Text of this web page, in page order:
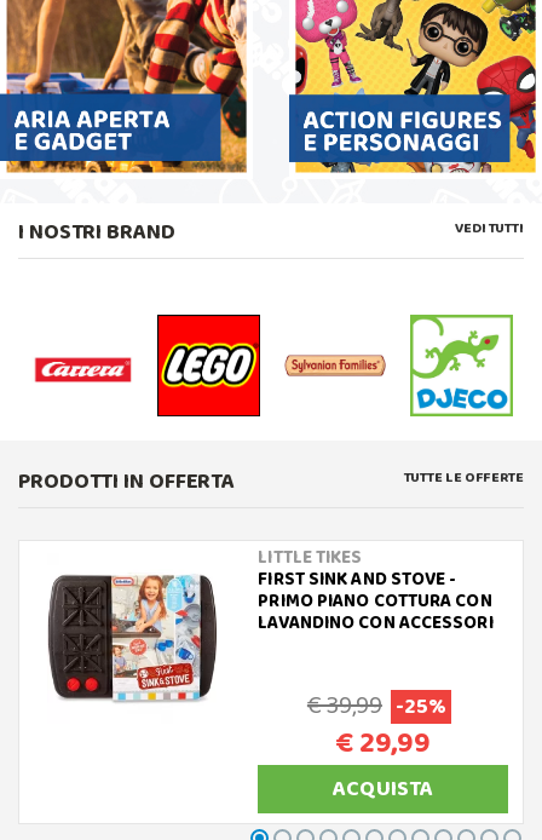
I NOSTRI BRAND VEDI TUTTI
PRODOTTI IN OFFERTA TUTTE LE OFFERTE
LITTLE TIKES
FIRST SINK AND STOVE -
PRIMO PIANO COTTURA CON
LAVANDINO CON ACCESSORI
€ 39,99 -25%
€ 29,99
ACQUISTA